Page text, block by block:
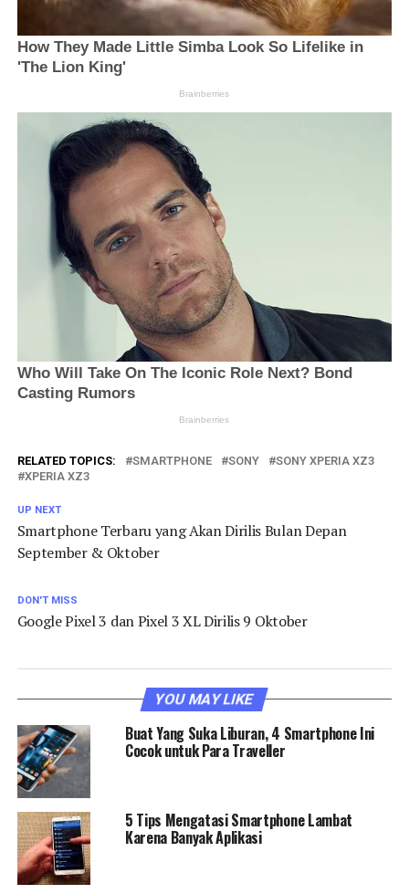
RELATED TOPICS: SMARTPHONE SONY
SONY XPERIA XZ3
XPERIA XZ3
UP NEXT
Smartphone Terbaru yang Akan Dirilis Bulan Depan
September & Oktober
DON'T MISS
Google Pixel 3 dan Pixel 3 XL Dirilis 9 Oktober
YOU MAY LIKE
Buat Yang Suka Liburan, 4 Smartphone Ini
Cocok untuk Para Traveller
5 Tips Mengatasi Smartphone Lambat
Karena Banyak Aplikasi